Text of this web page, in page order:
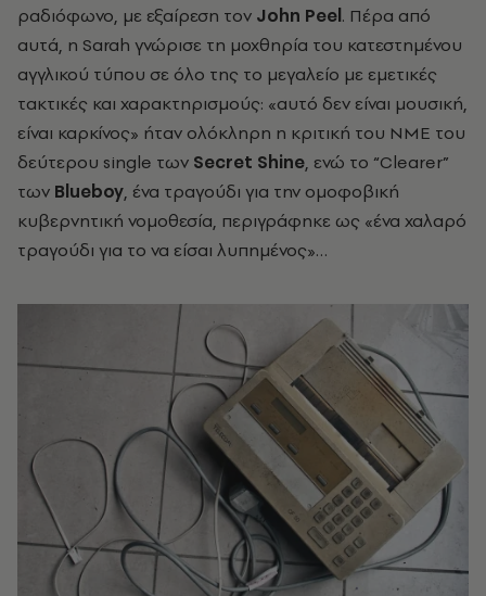
ραδιόφωνο, με εξαίρεση τον John Peel. Πέρα από
αυτά, η Sarah γνώρισε τη μοχθηρία του κατεστημένου
αγγλικού τύπου σε όλο της το μεγαλείο με εμετικές
τακτικές και χαρακτηρισμούς: «αυτό δεν είναι μουσική,
είναι καρκίνος» ήταν ολόκληρη η κριτική του NME του
δεύτερου single των Secret Shine, ενώ το “Clearer”
των Blueboy, ένα τραγούδι για την ομοφοβική
κυβερνητική νομοθεσία, περιγράφηκε ως «ένα χαλαρό
τραγούδι για το να είσαι λυπημένος»…